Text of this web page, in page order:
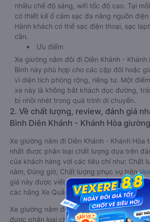
nhiều chế độ sáng, wifi tốc độ cao. Tại
có thiết kế ổ cắm sạc đa năng nguồn
Hành khách có thể sạc điện thoại, sạc
cần.
Ưu điểm
Xe giường nằm đôi đi Diên Khánh - Khánh
Bình này phù hợp cho các cặp đôi hoặc
vì diện tích phòng rộng, riêng tư. Một
xe này là không bắt khách dọc đường,
bị nhồi nhét trong quá trình di chuyển.
2. Về chất lượng, review, đánh giá
Bình Diên Khánh - Khánh Hòa
Xe giường nằm đi Diên Khánh - Khánh Hòa
nhất được phân loại chất lượng dựa trên
của khách hàng với các tiêu chí như: Chất
nằm, Đúng giờ, Chất lượng phục vụ trên
giá này được viết trực tiếp bởi các khách
các hãng Xe Quảng Bình đi Diên Khánh -
Xe giường nằm đi Diên Khánh - Khánh Hòa
được phân loại chất lượng tốt nhất là xe HK